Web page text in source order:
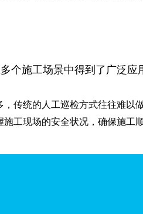
个施工场景中得到了广泛应
传统的人工巡检方式往往难
工现场的安全状况，确保施工顺
清布控球可以部署在高空作业